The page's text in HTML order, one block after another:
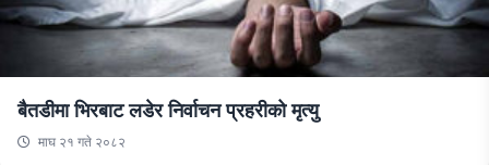
बैतडीमा भिरबाट लडेर निर्वाचन प्रहरीको मृत्यु
माघ २१ गते २०८२